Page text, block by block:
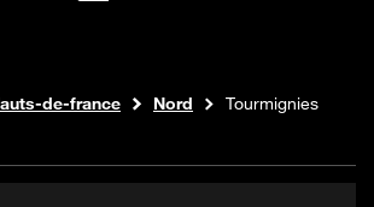
de-france Nord Tourmignies